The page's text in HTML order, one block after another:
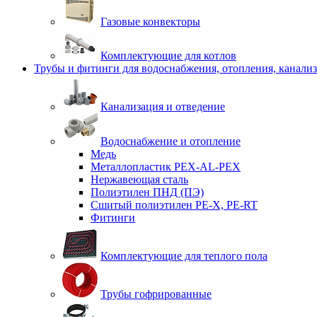
Газовые конвекторы
Комплектующие для котлов
Трубы и фитинги для водоснабжения, отопления,
Канализация и отведение
Водоснабжение и отопление
Медь
Металлопластик PEX-AL-PEX
Нержавеющая сталь
Полиэтилен ПНД (ПЭ)
Сшитый полиэтилен PE-X, PE-RT
Фитинги
Комплектующие для теплого пола
Трубы гофрированные